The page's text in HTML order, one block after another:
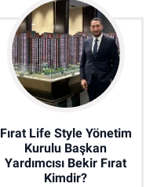
Fırat Life Style Yönetim
Kurulu Başkan
Yardımcısı Bekir Fırat
Kimdir?